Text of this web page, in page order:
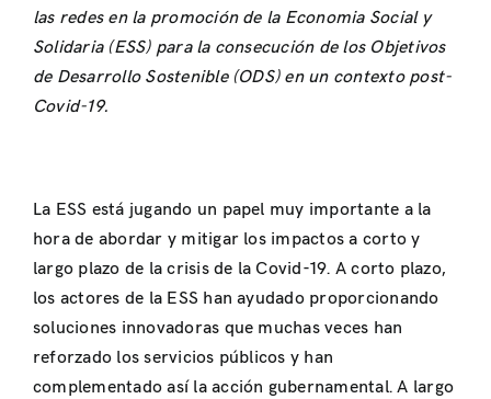
las redes en la promoción de la Economia Social y
Solidaria (ESS) para la consecución de los Objetivos
de Desarrollo Sostenible (ODS) en un contexto post-
Covid-19.
La ESS está jugando un papel muy importante a la
hora de abordar y mitigar los impactos a corto y
largo plazo de la crisis de la Covid-19. A corto plazo,
los actores de la ESS han ayudado proporcionando
soluciones innovadoras que muchas veces han
reforzado los servicios públicos y han
complementado así la acción gubernamental. A largo